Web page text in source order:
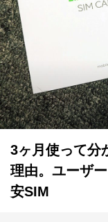
3ヶ月使って分
理由。ユーザ
安SIM